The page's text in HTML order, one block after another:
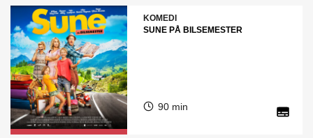
KOMEDI
SUNE PÅ BILSEMESTER
90 min